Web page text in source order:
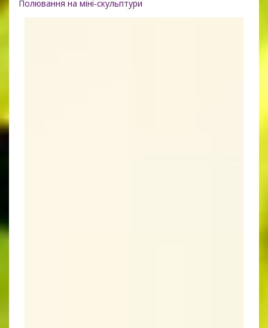
Полювання на міні-скульптури